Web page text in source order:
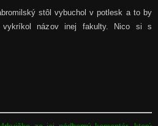
stôl vybuchol v potlesk a to by
vykríkol názov inej fakulty. Nico si s